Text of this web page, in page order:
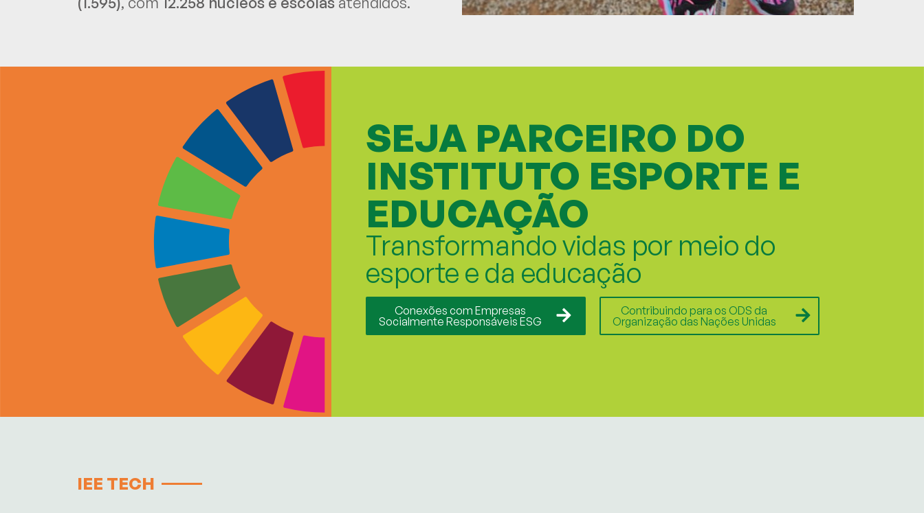
SEJA PARCEIRO DO
INSTITUTO ESPORTE E
EDUCAÇÃO
Transformando vidas por meio do
esporte e da educação
Conexões com Empresas
Socialmente Responsáveis ESG
Contribuindo para os ODS da
Organização das Nações Unidas
IEE TECH